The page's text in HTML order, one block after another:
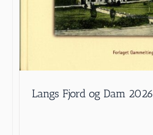
Langs Fjord og Dam 2026